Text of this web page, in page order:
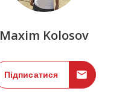
Maxim Kolosov
Підписатися